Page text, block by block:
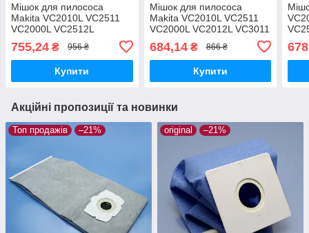
Мішок для пилососа
Makita VC2010L VC2511
VC2000L VC2512L
VC2012L VC3011 VC2510L
багаторазовий тканинний
змійка блискавка 20л
755,24 ₴ 956 ₴
Купити
Мішок для пилососа
Makita VC2010L VC2511
VC2000L VC2012L VC3011
VC2510L багаторазовий
тканинний 20л
684,14₴ 866 ₴
Купити
446
Акційні пропозиції та новинки
Топ продажів –21% original –21%